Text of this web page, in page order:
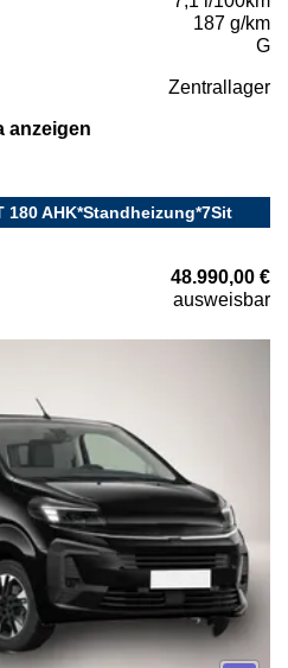
187 g/km
G
Zentrallager
anzeigen
180 AHK*Standheizung*7Sit
48.990,00 €
ausweisbar